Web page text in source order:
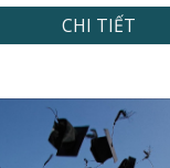
CHI TIẾT